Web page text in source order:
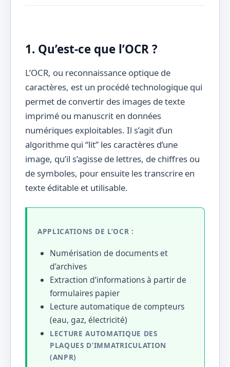
1. Qu’est-ce que l’OCR ?
L’OCR, ou reconnaissance optique de
caractères, est un procédé technologique qui
permet de convertir des images de texte
imprimé ou manuscrit en données
numériques exploitables. Il s’agit d’un
algorithme qui “lit” les caractères d’une
image, qu’il s’agisse de lettres, de chiffres ou
de symboles, pour ensuite les transcrire en
texte éditable et utilisable.
APPLICATIONS DE L’OCR :
Numérisation de documents et
d’archives
Extraction d’informations à partir de
formulaires papier
Lecture automatique de compteurs
(eau, gaz, électricité)
LECTURE AUTOMATIQUE DES
PLAQUES D’IMMATRICULATION
(ANPR)